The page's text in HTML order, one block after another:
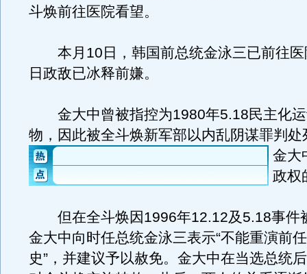
斗焕前往医院看望。
本月10日，韩国前总统金泳三已前往医
日政敌已冰释前嫌。
金大中曾被指控为1980年5.18民主化运
物，因此被全斗焕新军部以内乱阴谋罪判处
金大
政权
但在全斗焕因1996年12.12及5.18事件
金大中向时任总统金泳三表示“不能重演前
史”，并建议予以赦免。金大中在当选总统